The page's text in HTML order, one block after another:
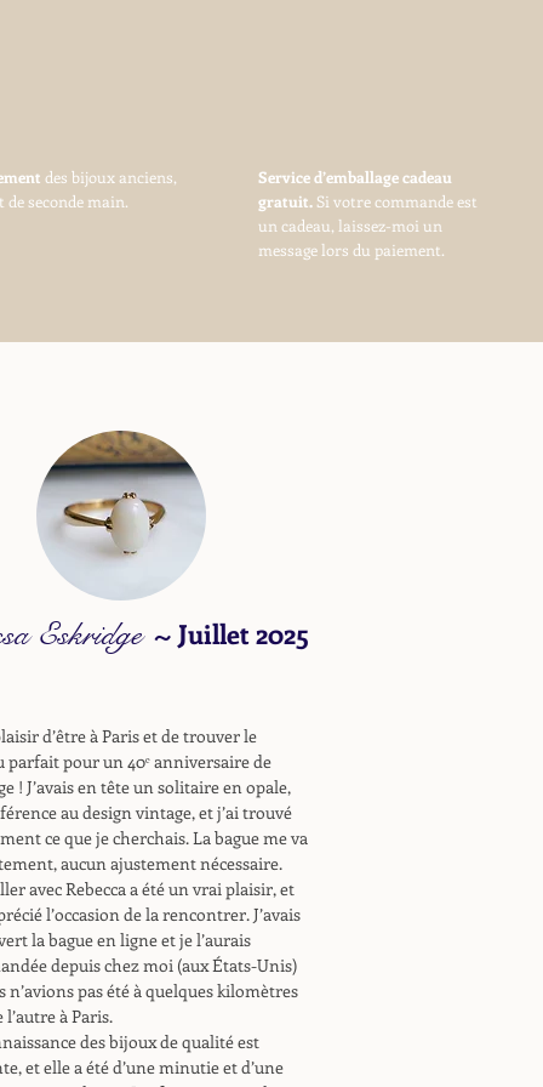
des bijoux anciens,
de seconde main.
Service d’emballage cadeau
gratuit. Si votre commande est
un cadeau, laissez-moi un
message lors du paiement.
Eskridge ~Juillet 2025
d’être à Paris et de trouver le
parfait pour un 40ᵉ anniversaire de
! J’avais en tête un solitaire en opale,
au design vintage, et j’ai trouvé
ce que je cherchais. La bague me va
aucun ajustement nécessaire.
avec Rebecca a été un vrai plaisir, et
l’occasion de la rencontrer. J’avais
la bague en ligne et je l’aurais
depuis chez moi (aux États-Unis)
n’avions pas été à quelques kilomètres
l’autre à Paris.
des bijoux de qualité est
et elle a été d’une minutie et d’une